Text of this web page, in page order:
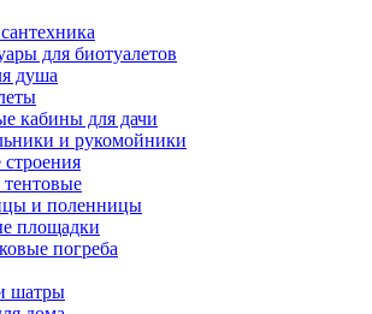
для биотуалетов
душа
кабины для дачи
и рукомойники
и поленницы
площадки
погреба
шатры